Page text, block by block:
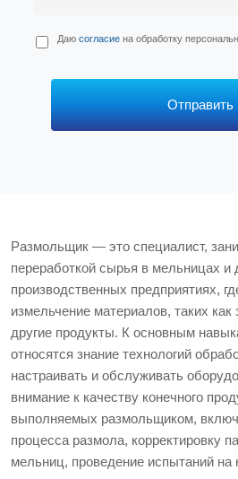
П
е
Даю согласиена обработку
Отправить
Размольщик — это специалист,
переработкой сырья в мельницах и
производственных предприятиях,
измельчение материалов, таких как
другие продукты. К основным
относятся знание технологий
настраивать и обслуживать
внимание к качеству конечного
выполняемых размольщиком,
процесса размола, корректировку
мельниц, проведение испытаний на